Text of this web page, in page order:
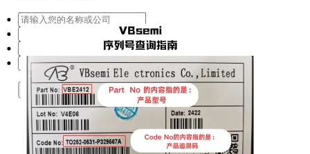
提交